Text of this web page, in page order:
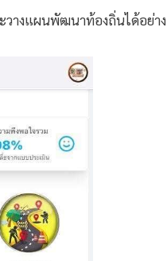
างแผนพัฒนาท้องถิ่นได้อย่า